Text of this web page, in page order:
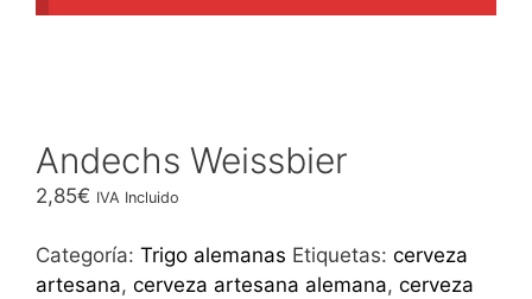
Andechs Weissbier
2,85€ IVA Incluido
Categoría: Trigo alemanas Etiquetas: cerveza
artesana, cerveza artesana alemana, cerveza